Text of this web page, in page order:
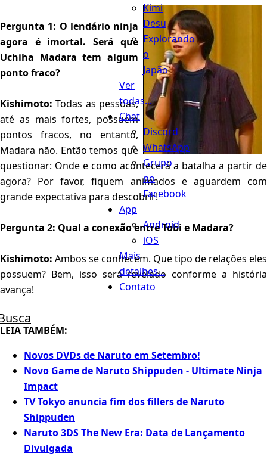
Kimi
Desu
Explorando
o
Japão
Ver
todas...
Chat
Discord
WhatsApp
Grupo
no
Facebook
App
Android
iOS
Mais
detalhes...
Contato
Pergunta 1: O lendário ninja
agora é imortal. Será que
Uchiha Madara tem algum
ponto fraco?
Kishimoto:Todas as pessoas,
até as mais fortes, possuem
pontos fracos, no entanto,
Madara não. Então temos que
questionar: Onde e como acontecerá a batalha a partir de
agora? Por favor, fiquem animados e aguardem com
grande expectativa para descobrir!
Pergunta 2: Qual a conexão entre Tobi e Madara?
Kishimoto: Ambos se conhecem. Que tipo de relações eles
possuem? Bem, isso será revelado conforme a história
avança!
LEIA TAMBÉM:
Novos DVDs de Naruto em Setembro!
Novo Game de Naruto Shippuden - Ultimate Ninja
Impact
TV Tokyo anuncia fim dos fillers de Naruto
Shippuden
Naruto 3DS The New Era: Data de Lançamento
Divulgada